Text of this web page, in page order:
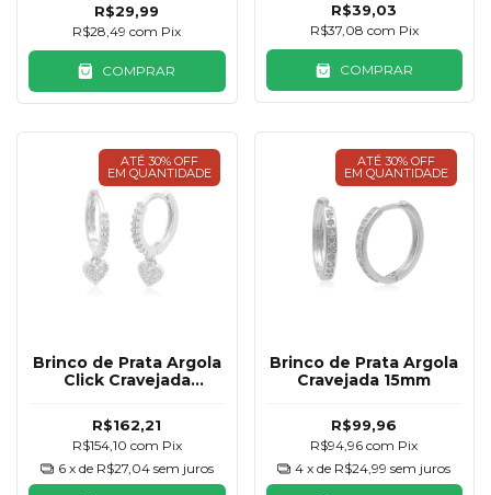
R$29,99
R$28,49com Pix
COMPRAR
R$39,03
R$37,08 com Pix
COMPRAR
ATÉ 30% OFF
EM QUANTIDADE
Brinco de Prata Argola
Click Cravejada
12mm
R$162,21
R$154,10 com Pix
6 x de R$27,04 sem juros
ATÉ 30% OFF
EM QUANTIDADE
Brinco de Prata Argola
Cravejada 15mm
R$99,96
R$94,96com Pix
4 x de R$24,99 sem juros